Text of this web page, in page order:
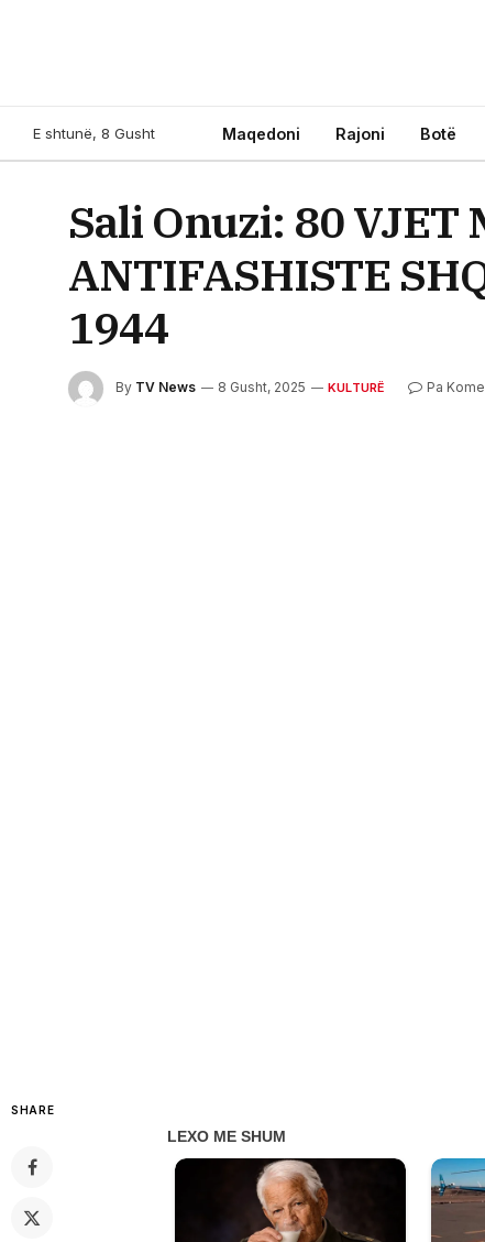
E shtunë, 8 Gusht Maqedoni Rajoni Botë
Sali Onuzi: 80 VJET
ANTIFASHISTE
1944
By TV News 8 Gusht, 2025 KULTURË Pa
SHARE